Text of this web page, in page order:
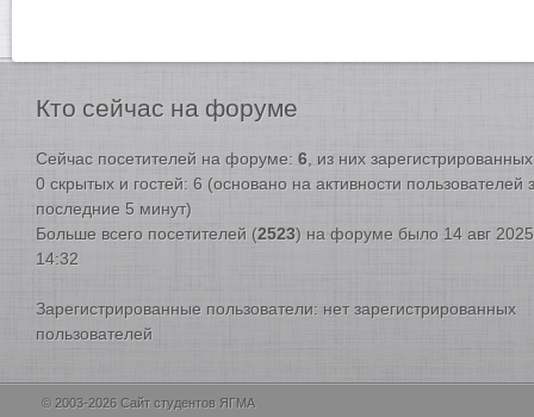
Кто сейчас на форуме
Сейчас посетителей на форуме: 6 , из них
0 скрытых и гостей: 6 (основано на активности пользователей
последние 5 минут)
Больше всего посетителей (2523) на форуме было 14 авг
14:32
Зарегистрированные пользователи: нет зарегистрированных
пользователей
© 2003-2026 Сайт студентов ЯГМА